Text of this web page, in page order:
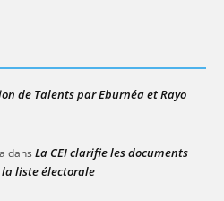
de Talents par Eburnéa et Rayo
dans La CEI clarifie les documents
liste électorale